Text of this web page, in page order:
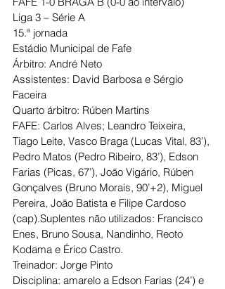
Liga 3 – Série A
15.ª jornada
Estádio Municipal de Fafe
Árbitro: André Neto
Assistentes: David Barbosa e Sérgio
Faceira
Quarto árbitro: Rúben Martins
FAFE: Carlos Alves; Leandro Teixeira,
Tiago Leite, Vasco Braga (Lucas Vital, 83’),
Pedro Matos (Pedro Ribeiro, 83’), Edson
Farias (Picas, 67’), João Vigário, Rúben
Gonçalves (Bruno Morais, 90’+2), Miguel
Pereira, João Batista e Filipe Cardoso
(cap).Suplentes não utilizados: Francisco
Enes, Bruno Sousa, Nandinho, Reoto
Kodama e Érico Castro.
Treinador: Jorge Pinto
Disciplina: amarelo a Edson Farias (24’) e